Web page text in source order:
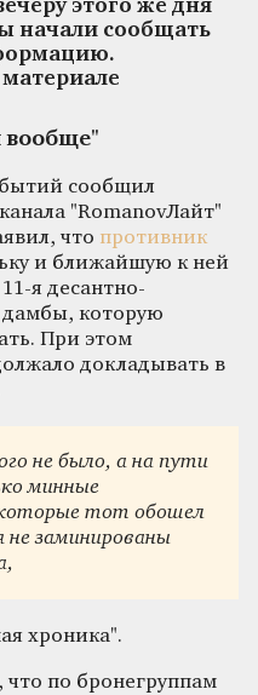
этого же дня
начали сообщать
вообще"
сообщил
"RomanovЛайт"
что противник
и ближайшую к ней
я десантно-
дамбы, которую
При этом
докладывать в
не было, а на пути
минные
тот обошел
не заминированы
хроника".
по бронегруппам